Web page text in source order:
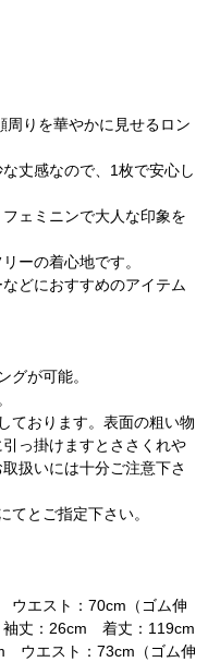
りを華やかに見せるロン
丈感なので、1枚で安心し
ェミニンで大人な印象を
ーの着心地です。
どにおすすめのアイテム
グが可能。
ております。表面の粗い物
っ掛けますとささくれや
扱いには十分ご注意下さ
てとご指定下さい。
エスト：70cm（ゴム伸
丈：26cm 着丈：119cm
ウエスト：73cm（ゴム伸